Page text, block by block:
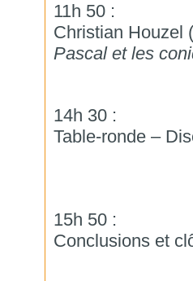
11h 50 :
Christian Houzel
Pascal et les
14h 30 :
Table-ronde –
15h 50 :
Conclusions et